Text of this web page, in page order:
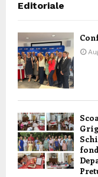
Editoriale